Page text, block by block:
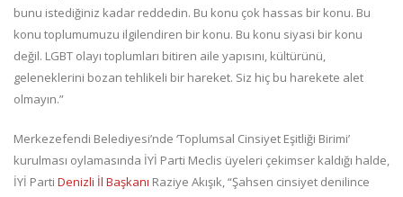
bunu istediğiniz kadar reddedin. Bu konu çok hassas bir konu. Bu
konu toplumumuzu ilgilendiren bir konu. Bu konu siyasi bir konu
değil. LGBT olayı toplumları bitiren aile yapısını, kültürünü,
geleneklerini bozan tehlikeli bir hareket. Siz hiç bu harekete alet
olmayın.”
Merkezefendi Belediyesi’nde ‘Toplumsal Cinsiyet Eşitliği Birimi’
kurulması oylamasında İYİ Parti Meclis üyeleri çekimser kaldığı halde,
İYİ Parti Denizli İl Başkanı Raziye Akışık, “Şahsen cinsiyet denilince